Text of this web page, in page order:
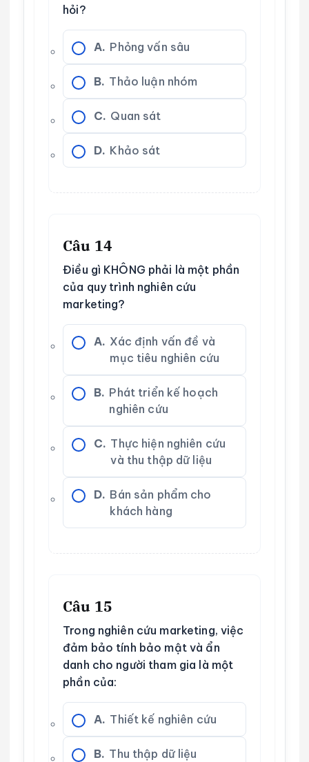
hỏi?
A. Phỏng vấn sâu
B. Thảo luận nhóm
C. Quan sát
D. Khảo sát
Câu 14
Điều gì KHÔNG phải là một phần
của quy trình nghiên cứu
marketing?
A. Xác định vấn đề và
mục tiêu nghiên cứu
B. Phát triển kế hoạch
nghiên cứu
C. Thực hiện nghiên cứu
và thu thập dữ liệu
D. Bán sản phẩm cho
khách hàng
Câu 15
Trong nghiên cứu marketing, việc
đảm bảo tính bảo mật và ẩn
danh cho người tham gia là một
phần của:
A. Thiết kế nghiên cứu
B. Thu thập dữ liệu